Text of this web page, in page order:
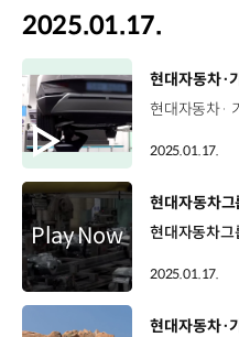
2025.01.17.
[동영상]
현대자동차·
2025.01.17.
[동영상]
2025.01.17.
[동영상]